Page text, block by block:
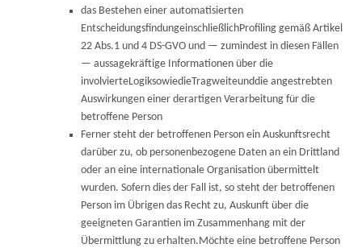
das Bestehen einer automatisierten
EntscheidungsfindungeinschließlichProfiling gemäß Artikel
22 Abs.1 und 4 DS-GVO und — zumindest in diesen Fällen
— aussagekräftige Informationen über die
involvierteLogiksowiedieTragweiteunddie angestrebten
Auswirkungen einer derartigen Verarbeitung für die
betroffene Person
Ferner steht der betroffenen Person ein Auskunftsrecht
darüber zu, ob personenbezogene Daten an ein Drittland
oder an eine internationale Organisation übermittelt
wurden. Sofern dies der Fall ist, so steht der betroffenen
Person im Übrigen das Recht zu, Auskunft über die
geeigneten Garantien im Zusammenhang mit der
Übermittlung zu erhalten.Möchte eine betroffene Person